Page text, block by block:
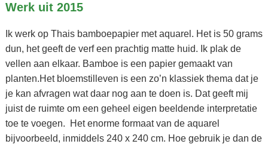
Werk uit 2015
Ik werk op Thais bamboepapier met aquarel. Het is 50 grams
dun, het geeft de verf een prachtig matte huid. Ik plak de
vellen aan elkaar. Bamboe is een papier gemaakt van
planten.Het bloemstilleven is een zo’n klassiek thema dat je
je kan afvragen wat daar nog aan te doen is. Dat geeft mij
juist de ruimte om een geheel eigen beeldende interpretatie
toe te voegen. Het enorme formaat van de aquarel
bijvoorbeeld, inmiddels 240 x 240 cm. Hoe gebruik je dan de